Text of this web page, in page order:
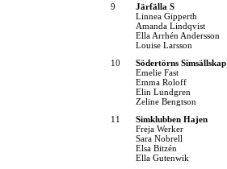
9
Järfälla S
Linnea Gipperth
Amanda Lindqvist
Ella Arrhén Andersson
Louise Larsson
10
Södertörns Simsällskap
Emelie Fast
Emma Roloff
Elin Lundgren
Zeline Bengtson
11
Simklubben Hajen
Freja Werker
Sara Nobrell
Elsa Bitzén
Ella Gutenwik